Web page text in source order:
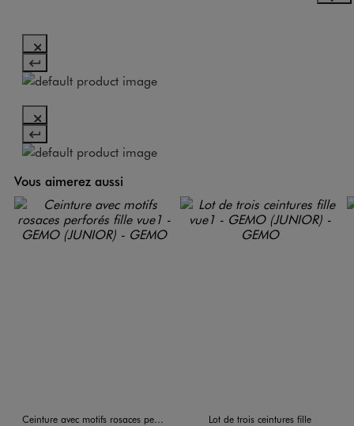
Vous aimerez aussi
Ceinture avec motifs rosaces perforés fille Lot de trois ceintures fille